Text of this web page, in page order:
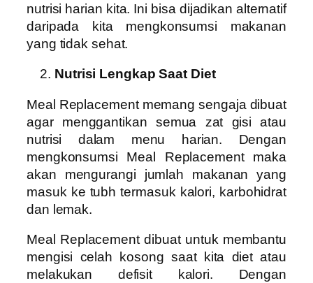
nutrisi harian kita. Ini bisa dijadikan alternatif
daripada kita mengkonsumsi makanan
yang tidak sehat.
Nutrisi Lengkap Saat Diet
Meal Replacement memang sengaja dibuat
agar menggantikan semua zat gisi atau
nutrisi dalam menu harian. Dengan
mengkonsumsi Meal Replacement maka
akan mengurangi jumlah makanan yang
masuk ke tubh termasuk kalori, karbohidrat
dan lemak.
Meal Replacement dibuat untuk membantu
mengisi celah kosong saat kita diet atau
melakukan defisit kalori. Dengan